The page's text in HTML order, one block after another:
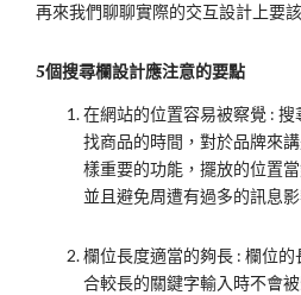
再來我們聊聊實際的交互設計上要
5個搜尋欄設計應注意的要點
在網站的位置容易被察覺 :
找商品的時間，對於品牌來
樣重要的功能，擺放的位置
並且避免周遭有過多的訊息
欄位長度適當的夠長 : 欄位
合較長的關鍵字輸入時不會